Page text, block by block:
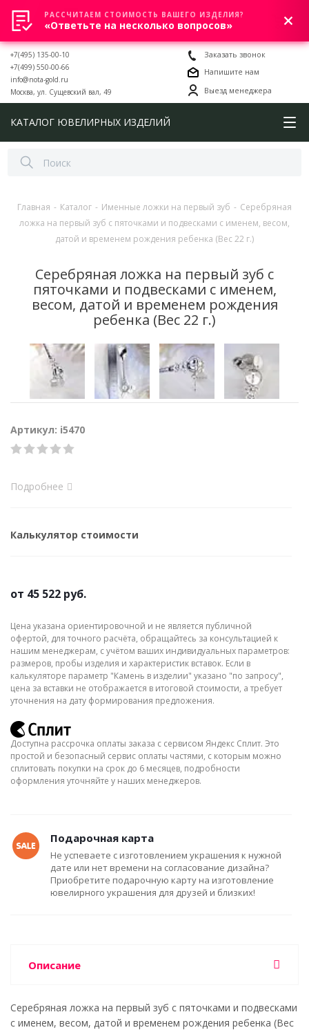
0
+7(495) 135-00-10
+7(499) 550-00-66
info@nota-gold.ru
Москва, ул. Сущевский вал, 49
Заказать звонок
Напишите нам
Выезд менеджера
КАТАЛОГ ЮВЕЛИРНЫХ ИЗДЕЛИЙ
Главная - Каталог - Именные ложки на первый зуб - Серебряная
ложка на первый зуб с пяточками и подвесками с именем, весом,
датой и временем рождения ребенка (Вес 22 г.)
Серебряная ложка на первый зуб с
пяточками и подвесками с именем,
весом, датой и временем рождения
ребенка (Вес 22 г.)
Артикул: i5470
Подробнее
Калькулятор стоимости
от 45 522 руб.
Цена указана ориентировочной и не является публичной
офертой, для точного расчёта, обращайтесь за консультацией к
нашим менеджерам, с учётом ваших индивидуальных параметров:
размеров, пробы изделия и характеристик вставок. Если в
калькуляторе параметр "Камень в изделии" указано "по запросу",
цена за вставки не отображается в итоговой стоимости, а требует
уточнения на дату формирования предложения.
Доступна рассрочка оплаты заказа с сервисом Яндекс Сплит. Это
простой и безопасный сервис оплаты частями, с которым можно
сплитовать покупки на срок до 6 месяцев, подробности
оформления уточняйте у наших менеджеров.
Подарочная карта
Не успеваете с изготовлением украшения к нужной
дате или нет времени на согласование дизайна?
Приобретите подарочную карту на изготовление
ювелирного украшения для друзей и близких!
Описание
Серебряная ложка на первый зуб с пяточками и подвесками
с именем, весом, датой и временем рождения ребенка (Вес
РАССЧИТАЕМ СТОИМОСТЬ ВАШЕГО ИЗДЕЛИЯ?
«Ответьте на несколько вопросов»